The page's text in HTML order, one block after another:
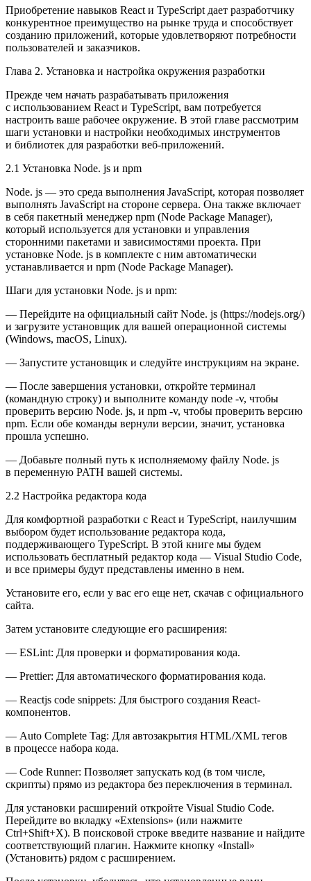
Приобретение навыков React и TypeScript дает разработчику
конкурентное преимущество на рынке труда и способствует
созданию приложений, которые удовлетворяют потребности
пользователей и заказчиков.
Глава 2. Установка и настройка окружения разработки
Прежде чем начать разрабатывать приложения
с использованием React и TypeScript, вам потребуется
настроить ваше рабочее окружение. В этой главе рассмотрим
шаги установки и настройки необходимых инструментов
и библиотек для разработки веб-приложений.
2.1 Установка Node. js и npm
Node. js — это среда выполнения JavaScript, которая позволяет
выполнять JavaScript на стороне сервера. Она также включает
в себя пакетный менеджер npm (Node Package Manager),
который используется для установки и управления
сторонними пакетами и зависимостями проекта. При
установке Node. js в комплекте с ним автоматически
устанавливается и npm (Node Package Manager).
Шаги для установки Node. js и npm:
— Перейдите на официальный сайт Node. js (https://nodejs.org/)
и загрузите установщик для вашей операционной системы
(Windows, macOS, Linux).
— Запустите установщик и следуйте инструкциям на экране.
— После завершения установки, откройте терминал
(командную строку) и выполните команду node -v, чтобы
проверить версию Node. js, и npm -v, чтобы проверить версию
npm. Если обе команды вернули версии, значит, установка
прошла успешно.
— Добавьте полный путь к исполняемому файлу Node. js
в переменную PATH вашей системы.
2.2 Настройка редактора кода
Для комфортной разработки с React и TypeScript, наилучшим
выбором будет использование редактора кода,
поддерживающего TypeScript. В этой книге мы будем
использовать бесплатный редактор кода — Visual Studio Code,
и все примеры будут представлены именно в нем.
Установите его, если у вас его еще нет, скачав с официального
сайта.
Затем установите следующие его расширения:
— ESLint: Для проверки и форматирования кода.
— Prettier: Для автоматического форматирования кода.
— Reactjs code snippets: Для быстрого создания React-
компонентов.
— Auto Complete Tag: Для автозакрытия HTML/XML тегов
в процессе набора кода.
— Code Runner: Позволяет запускать код (в том числе,
скрипты) прямо из редактора без переключения в терминал.
Для установки расширений откройте Visual Studio Code.
Перейдите во вкладку «Extensions» (или нажмите
Ctrl+Shift+X). В поисковой строке введите название и найдите
соответствующий плагин. Нажмите кнопку «Install»
(Установить) рядом с расширением.